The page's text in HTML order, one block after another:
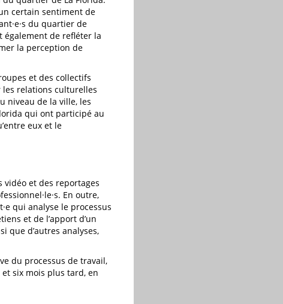
certain sentiment de
du quartier de
également de refléter la
la perception de
et des collectifs
les relations culturelles
niveau de la ville, les
qui ont participé au
eux et le
et des reportages
En outre,
qui analyse le processus
et de l’apport d’un
que d’autres analyses,
du processus de travail,
six mois plus tard, en